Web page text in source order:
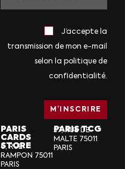
J’accepte la
transmission de mon e-mail
selon la politique de
confidentialité.
PARIS
CARDS
STORE
6, RUE
RAMPON 75011
PARIS
PARIS TCG
57, RUE DE
MALTE 75011
PARIS